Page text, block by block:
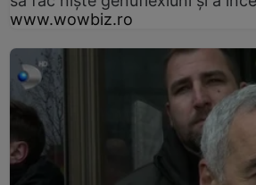
www.wowbiz.ro